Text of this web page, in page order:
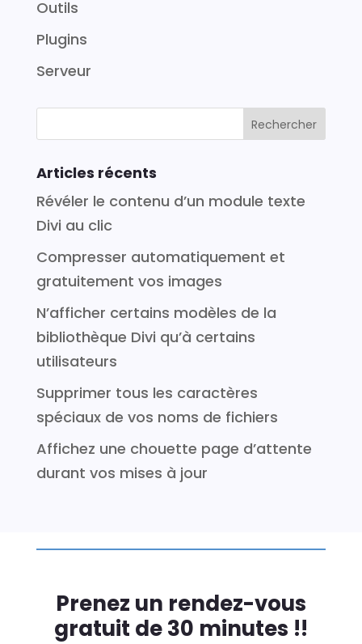
Outils
Plugins
Serveur
Articles récents
Révéler le contenu d’un module texte
Divi au clic
Compresser automatiquement et
gratuitement vos images
N’afficher certains modèles de la
bibliothèque Divi qu’à certains
utilisateurs
Supprimer tous les caractères
spéciaux de vos noms de fichiers
Affichez une chouette page d’attente
durant vos mises à jour
Prenez un rendez-vous
gratuit de 30 minutes !!